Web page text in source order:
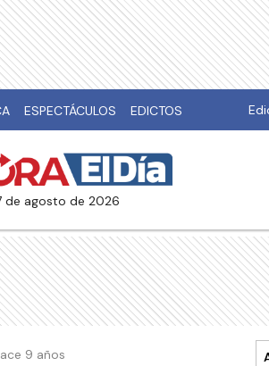
ESPECTÁCULOS EDICTOS
de agosto de 2026
9 años